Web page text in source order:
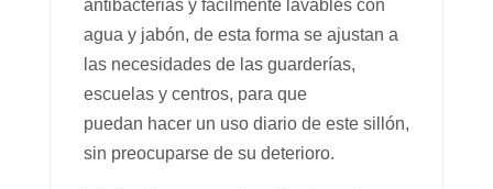
antibacterias y fácilmente lavables con
agua y jabón, de esta forma se ajustan a
las necesidades de las guarderías,
escuelas y centros, para que
puedan hacer un uso diario de este sillón,
sin preocuparse de su deterioro.